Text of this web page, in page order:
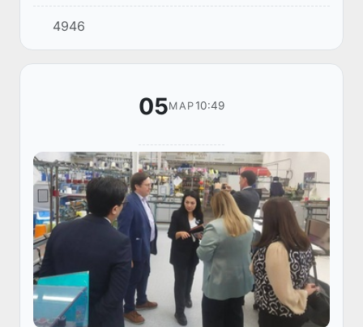
барои соҳаи тандурустӣ: таваҷҷуҳ ба Осиёи
Марказӣ”, ки дар Палатаи савдои Гамбург
баргузор гардид, ширк...
4946
05МАР10:49